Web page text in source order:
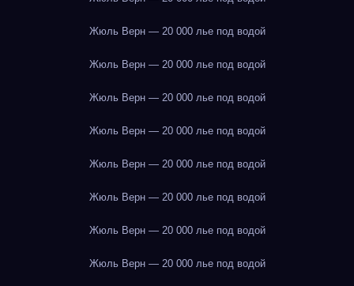
Жюль Верн — 20 000 лье под водой
Жюль Верн — 20 000 лье под водой
Жюль Верн — 20 000 лье под водой
Жюль Верн — 20 000 лье под водой
Жюль Верн — 20 000 лье под водой
Жюль Верн — 20 000 лье под водой
Жюль Верн — 20 000 лье под водой
Жюль Верн — 20 000 лье под водой